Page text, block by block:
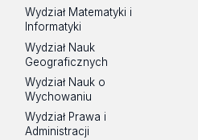
Wydział Matematyki i
Informatyki
Wydział Nauk
Geograficznych
Wydział Nauk o
Wychowaniu
Wydział Prawa i
Administracji